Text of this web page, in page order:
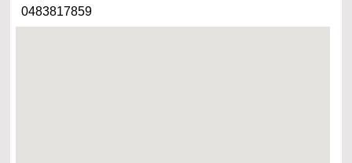
0483817859